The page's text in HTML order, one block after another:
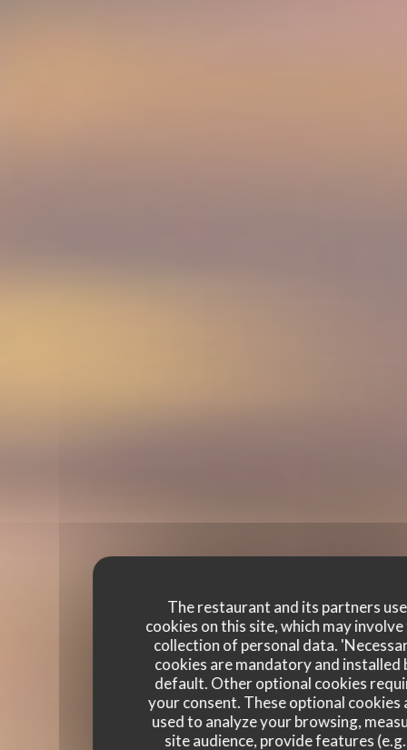
The restaurant and its partners use
cookies on this site, which may
collection of personal data.
cookies are mandatory and installed
default. Other optional cookies
your consent. These optional cookies
used to analyze your browsing,
site audience, provide features